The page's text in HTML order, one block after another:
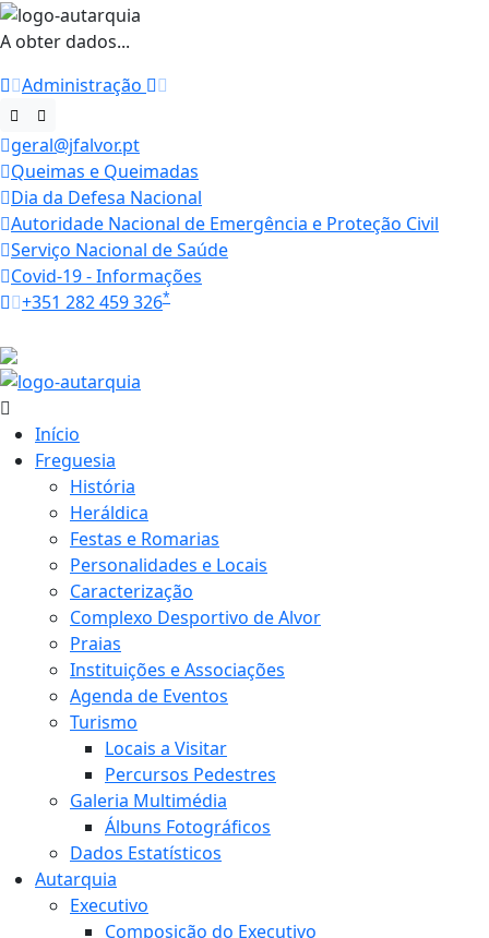
A obter dados...
Administração
geral@jfalvor.pt
Queimas e Queimadas
Dia da Defesa Nacional
Autoridade Nacional de Emergência e Proteção Civil
Serviço Nacional de Saúde
Covid-19 - Informações
+351 282 459 326*
Início
Freguesia
História
Heráldica
Festas e Romarias
Personalidades e Locais
Caracterização
Complexo Desportivo de Alvor
Praias
Instituições e Associações
Agenda de Eventos
Turismo
Locais a Visitar
Percursos Pedestres
Galeria Multimédia
Álbuns Fotográficos
Dados Estatísticos
Autarquia
Executivo
Composição do Executivo